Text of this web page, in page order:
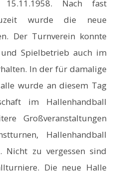
Nach fast
wurde die neue
Der Turnverein konnte
Spielbetrieb auch im
In der für damalige
wurde an diesem Tag
im Hallenhandball
Großveranstaltungen
Hallenhandball
Nicht zu vergessen sind
Die neue Halle